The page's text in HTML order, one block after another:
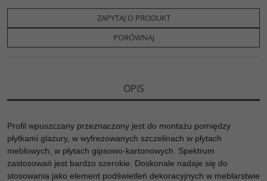
e
o
k
t
e
o
p
y
L
i
n
k
z
i
e
l
s
ZAPYTAJ O PRODUKT
PORÓWNAJ
OPIS
Profil wpuszczany przeznaczony jest do montażu pomiędzy
płytkami glazury, w wyfrezowanych szczelinach w płytach
meblowych, w płytach gipsowo-kartonowych. Spektrum
zastosowań jest bardzo szerokie. Doskonale nadaje się do
stosowania jako element podświetleń dekoracyjnych w meblarstwie